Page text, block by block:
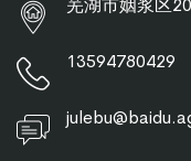
13594780429